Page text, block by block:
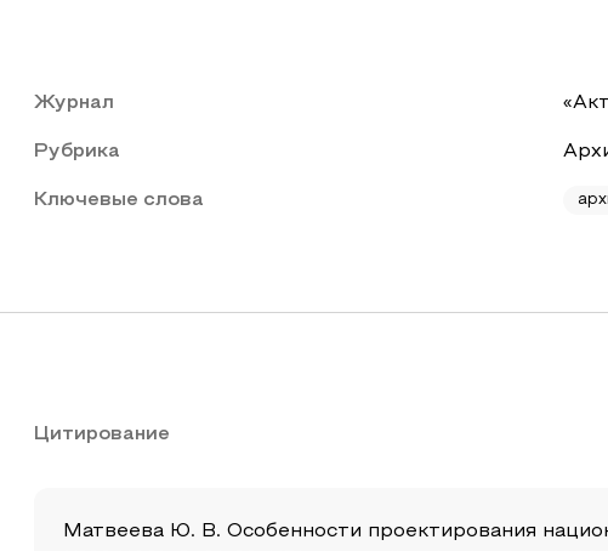
Журнал
Рубрика
Ключевые слова
Цитирование
Матвеева Ю. В. Особенности проектирования